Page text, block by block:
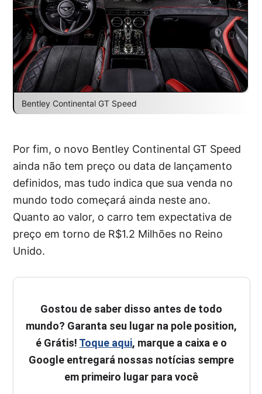
Bentley Continental GT Speed
Por fim, o novo Bentley Continental GT Speed
ainda não tem preço ou data de lançamento
definidos, mas tudo indica que sua venda no
mundo todo começará ainda neste ano.
Quanto ao valor, o carro tem expectativa de
preço em torno de R$1.2 Milhões no Reino
Unido.
Gostou de saber disso antes de todo
mundo? Garanta seu lugar na pole position,
é Grátis! Toque aqui, marque a caixa e o
Google entregará nossas notícias sempre
em primeiro lugar para você